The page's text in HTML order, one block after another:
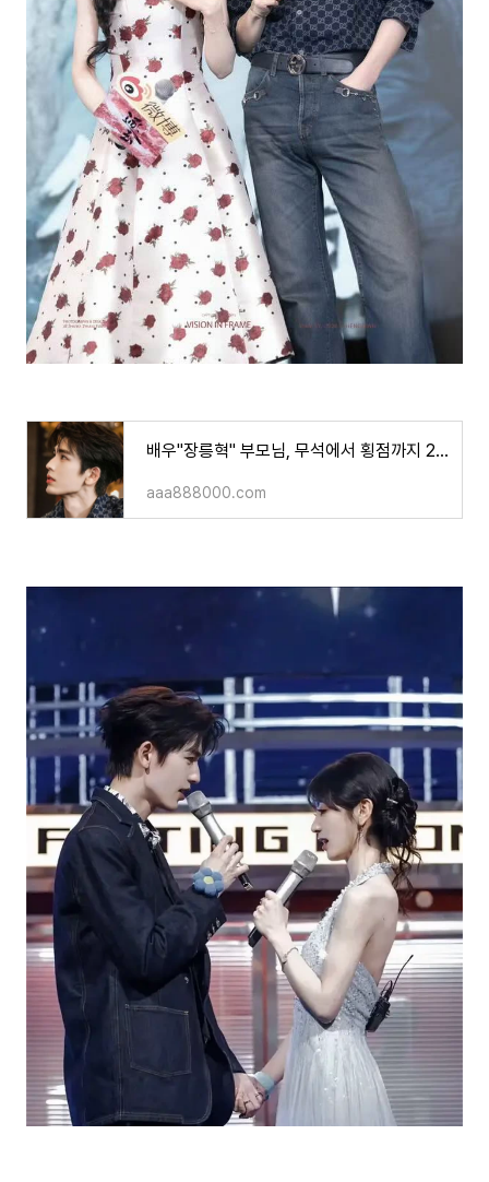
배우"장릉혁" 부모님, 무석에서 횡점까지 200km 특송!"강소·절강·상해(江浙沪) 스타들이 사랑받는
aaa888000.com